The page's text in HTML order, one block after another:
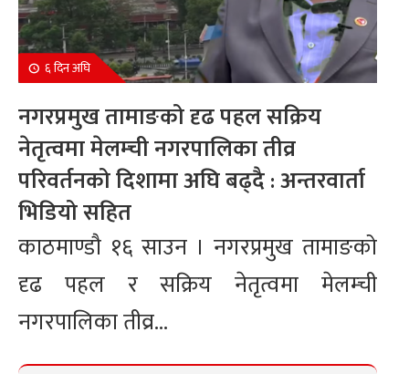
६ दिन अघि
नगरप्रमुख तामाङको दृढ पहल सक्रिय
नेतृत्वमा मेलम्ची नगरपालिका तीव्र
परिवर्तनको दिशामा अघि बढ्दै : अन्तरवार्ता
भिडियो सहित
काठमाण्डौ १६ साउन । नगरप्रमुख तामाङको
दृढ पहल र सक्रिय नेतृत्वमा मेलम्ची
नगरपालिका तीव्र...